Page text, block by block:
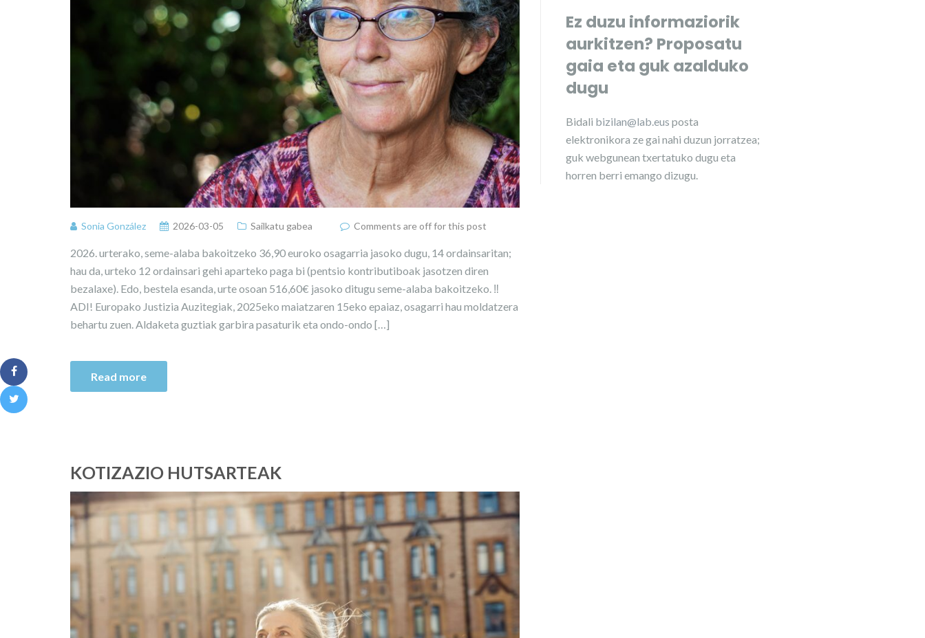
Sonia González 2026-03-05 Sailkatu gabea Comments are off for this post
2026. urterako, seme-alaba bakoitzeko 36,90 euroko osagarria jasoko dugu, 14 ordainsaritan;
hau da, urteko 12 ordainsari gehi aparteko paga bi (pentsio kontributiboak jasotzen diren
bezalaxe). Edo, bestela esanda, urte osoan 516,60€ jasoko ditugu seme-alaba bakoitzeko. ‼️
ADI! Europako Justizia Auzitegiak, 2025eko maiatzaren 15eko epaiaz, osagarri hau moldatzera
behartu zuen. Aldaketa guztiak garbira pasaturik eta ondo-ondo […]
Read more
KOTIZAZIO HUTSARTEAK
Ez duzu informaziorik
aurkitzen? Proposatu
gaia eta guk azalduko
dugu
Bidali bizilan@lab.eus posta
elektronikora ze gai nahi duzun jorratzea;
guk webgunean txertatuko dugu eta
horren berri emango dizugu.